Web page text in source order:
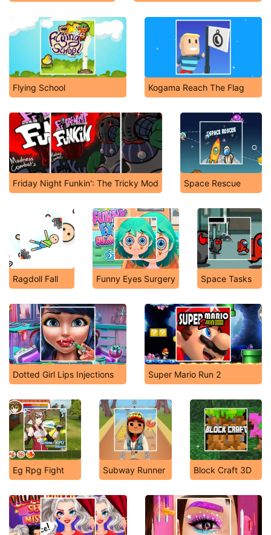
Flying School Kogama Reach The Flag
Friday Night Funkin': The Tricky Mod Space Rescue
Ragdoll Fall Funny Eyes Surgery Space Tasks
Dotted Girl Lips Injections Super Mario Run 2
Eg Rpg Fight Subway Runner Block Craft 3D